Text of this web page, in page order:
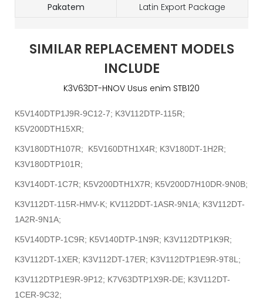
Pakatem
Latin Export Package
SIMILAR REPLACEMENT MODELS
INCLUDE
K3V63DT-HNOV Usus enim STB120
K5V140DTP1J9R-9C12-7; K3V112DTP-115R;
K5V200DTH15XR;
K3V180DTH107R; K5V160DTH1X4R; K3V180DT-1H2R;
K3V180DTP101R;
K3V140DT-1C7R; K5V200DTH1X7R; K5V200D7H10DR-9N0B;
K3V112DT-115R-HMV-K; KV112DDT-1ASR-9N1A; K3V112DT-
1A2R-9N1A;
K5V140DTP-1C9R; K5V140DTP-1N9R; K3V112DTP1K9R;
K3V112DT-1XER; K3V112DT-17ER; K3V112DTP1E9R-9T8L;
K3V112DTP1E9R-9P12; K7V63DTP1X9R-DE; K3V112DT-
1CER-9C32;